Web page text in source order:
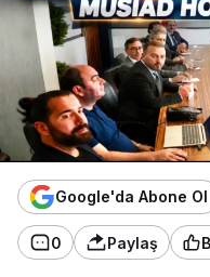
Google'da Abone Ol
0 Paylaş